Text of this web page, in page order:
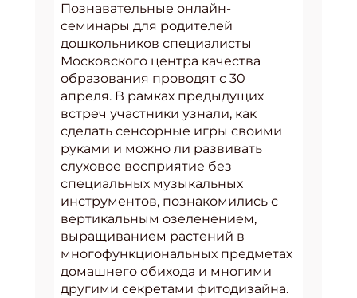
Познавательные онлайн-
семинары для родителей
дошкольников специалисты
Московского центра качества
образования проводят с 30
апреля. В рамках предыдущих
встреч участники узнали, как
сделать сенсорные игры своими
руками и можно ли развивать
слуховое восприятие без
специальных музыкальных
инструментов, познакомились с
вертикальным озеленением,
выращиванием растений в
многофункциональных предметах
домашнего обихода и многими
другими секретами фитодизайна.